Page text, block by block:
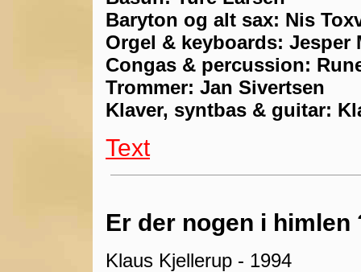
Baryton og alt sax: Nis
Orgel & keyboards: Jesper
Congas & percussion:
Trommer: Jan Sivertsen
Klaver, syntbas & guitar:
Text
Er der nogen i himlen
Klaus Kjellerup - 1994